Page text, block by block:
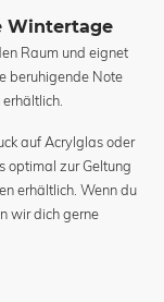
Wintertage
Raum und eignet
beruhigende Note
auf Acrylglas oder
optimal zur Geltung
erhältlich. Wenn du
wir dich gerne